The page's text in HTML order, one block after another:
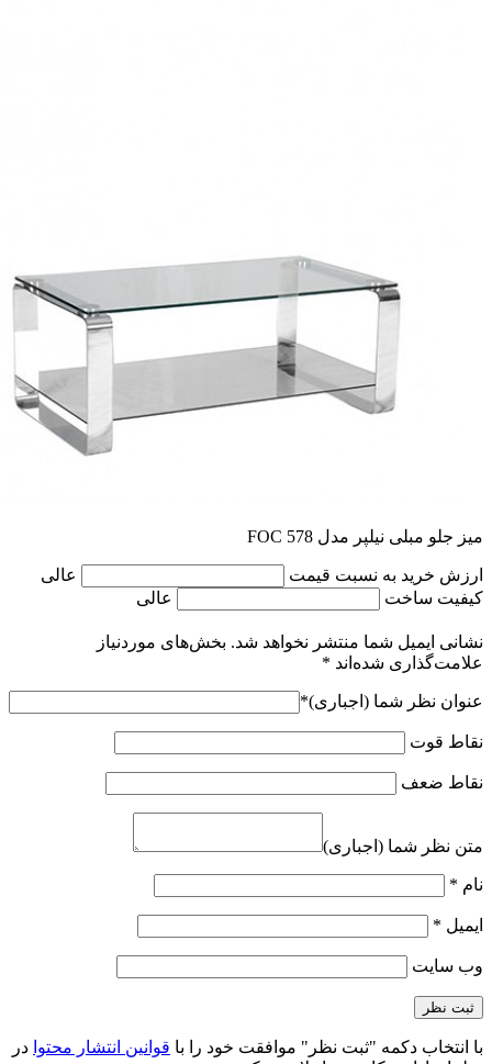
میز جلو مبلی نیلپر مدل FOC 578
ارزش خرید به نسبت قیمت
عالی
کیفیت ساخت
عالی
نشانی ایمیل شما منتشر نخواهد شد. بخش‌های موردنیاز
علامت‌گذاری شده‌اند *
عنوان نظر شما (اجباری)*
نقاط قوت
نقاط ضعف
متن نظر شما (اجباری)
نام *
ایمیل *
وب‌ سایت
با انتخاب دکمه "ثبت نظر" موافقت خود را با قوانین انتشار محتوا در